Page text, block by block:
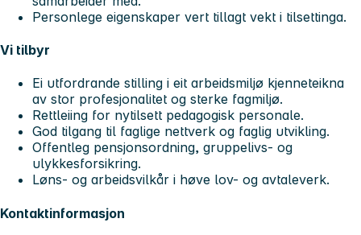
Personlege eigenskaper vert tillagt vekt i tilsettinga.
Vi tilbyr
Ei utfordrande stilling i eit arbeidsmiljø kjenneteikna
av stor profesjonalitet og sterke fagmiljø.
Rettleiing for nytilsett pedagogisk personale.
God tilgang til faglige nettverk og faglig utvikling.
Offentleg pensjonsordning, gruppelivs- og
ulykkesforsikring.
Løns- og arbeidsvilkår i høve lov- og avtaleverk.
Kontaktinformasjon